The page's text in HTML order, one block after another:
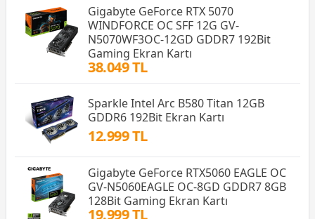
Gigabyte GeForce RTX 5070
WINDFORCE OC SFF 12G GV-
N5070WF3OC-12GD GDDR7 192Bit
Gaming Ekran Kartı
38.049 TL
Sparkle Intel Arc B580 Titan 12GB
GDDR6 192Bit Ekran Kartı
12.999 TL
Gigabyte GeForce RTX5060 EAGLE OC
GV-N5060EAGLE OC-8GD GDDR7 8GB
128Bit Gaming Ekran Kartı
19.999 TL